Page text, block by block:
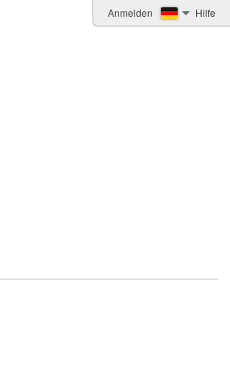
Anmelden Hilfe